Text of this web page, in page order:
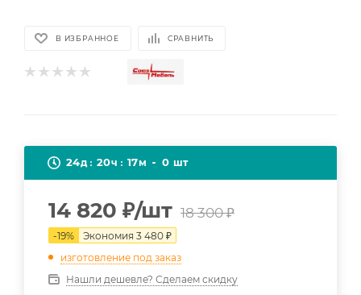
В ИЗБРАННОЕ СРАВНИТЬ
24д 20ч 17м 0 шт
14 820 ₽/шт 18 300₽
-19% Экономия 3 480 ₽
изготовление под заказ
Нашли дешевле? Сделаем скидку